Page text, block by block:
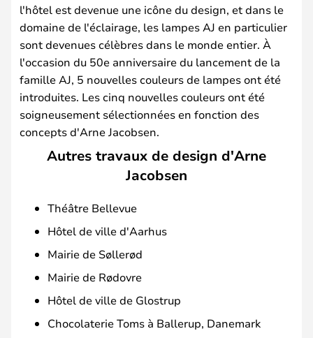
l'hôtel est devenue une icône du design, et dans le
domaine de l'éclairage, les lampes AJ en particulier
sont devenues célèbres dans le monde entier. À
l'occasion du 50e anniversaire du lancement de la
famille AJ, 5 nouvelles couleurs de lampes ont été
introduites. Les cinq nouvelles couleurs ont été
soigneusement sélectionnées en fonction des
concepts d'Arne Jacobsen.
Autres travaux de design d'Arne
Jacobsen
Théâtre Bellevue
Hôtel de ville d'Aarhus
Mairie de Søllerød
Mairie de Rødovre
Hôtel de ville de Glostrup
Chocolaterie Toms à Ballerup, Danemark